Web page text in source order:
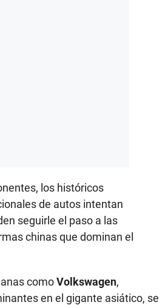
los históricos
de autos intentan
seguirle el paso a las
chinas que dominan el
comoVolkswagen,
en el gigante asiático, se